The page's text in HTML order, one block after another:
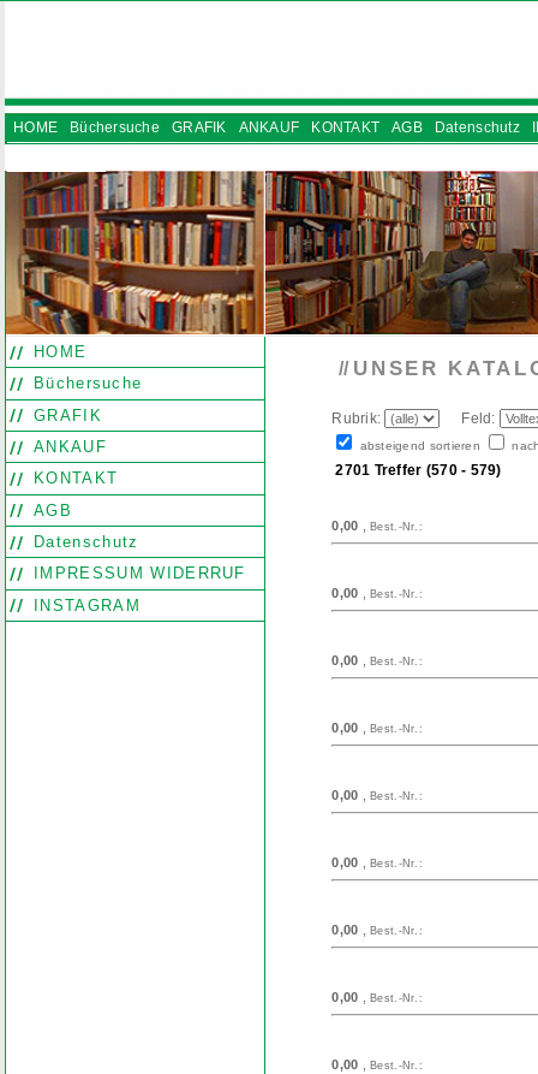
HOME Büchersuche GRAFIK ANKAUF KONTAKT AGB Datenschutz
HOME
Büchersuche
GRAFIK
ANKAUF
KONTAKT
AGB
Datenschutz
IMPRESSUM WIDERRUF
INSTAGRAM
// UNSER
Rubrik: Feld:
absteigend sortieren
2701 Treffer (570 - 579)
0,00 ,Best.-Nr.:
0,00 ,Best.-Nr.:
0,00 ,Best.-Nr.:
0,00 ,Best.-Nr.:
0,00 ,Best.-Nr.:
0,00 ,Best.-Nr.:
0,00 ,Best.-Nr.:
0,00 ,Best.-Nr.:
0,00 ,Best.-Nr.: